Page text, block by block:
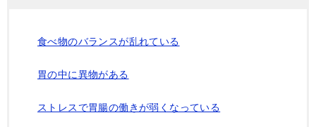
食べ物のバランスが乱れている
胃の中に異物がある
ストレスで胃腸の働きが弱くなっている